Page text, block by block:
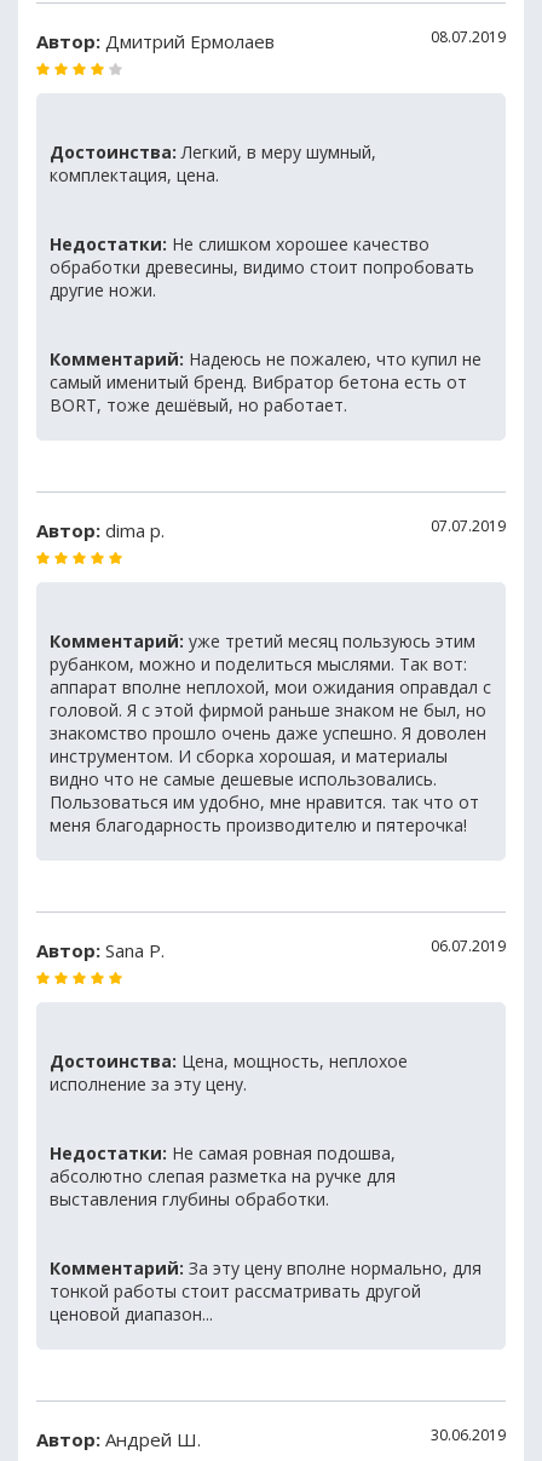
Автор: Дмитрий Ермолаев 08.07.2019
Достоинства: Легкий, в меру шумный,
комплектация, цена.
Недостатки: Не слишком хорошее качество
обработки древесины, видимо стоит попробовать
другие ножи.
Комментарий: Надеюсь не пожалею, что купил не
самый именитый бренд. Вибратор бетона есть от
BORT, тоже дешёвый, но работает.
Автор: dima p. 07.07.2019
Комментарий: уже третий месяц пользуюсь этим
рубанком, можно и поделиться мыслями. Так вот:
аппарат вполне неплохой, мои ожидания оправдал с
головой. Я с этой фирмой раньше знаком не был, но
знакомство прошло очень даже успешно. Я доволен
инструментом. И сборка хорошая, и материалы
видно что не самые дешевые использовались.
Пользоваться им удобно, мне нравится. так что от
меня благодарность производителю и пятерочка!
Автор: Sana P. 06.07.2019
Достоинства: Цена, мощность, неплохое
исполнение за эту цену.
Недостатки: Не самая ровная подошва,
абсолютно слепая разметка на ручке для
выставления глубины обработки.
Комментарий: За эту цену вполне нормально, для
тонкой работы стоит рассматривать другой
ценовой диапазон...
Автор: Андрей Ш. 30.06.2019